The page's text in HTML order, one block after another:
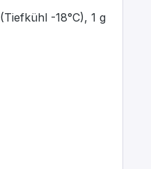
-18°C), 1 g